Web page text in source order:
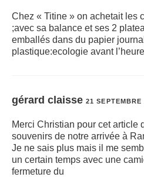
Chez « Titine » on achetait les
;avec sa balance et ses 2
emballés dans du papier
plastique:ecologie avant
gérard claisse 21 SEPTEMBRE
Merci Christian pour cet article
souvenirs de notre arrivée à
Je ne sais plus mais il me
un certain temps avec une
fermeture du